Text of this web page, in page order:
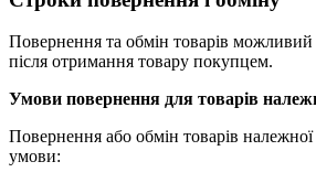
Повернення та обмін товарів
після отримання товару покупцем.
Умови повернення для товарів
Повернення або обмін товарів належної
умови: